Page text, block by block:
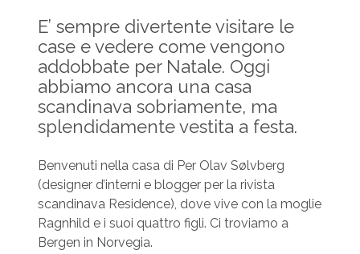
E’ sempre divertente visitare le
case e vedere come vengono
addobbate per Natale. Oggi
abbiamo ancora una casa
scandinava sobriamente, ma
splendidamente vestita a festa.
Benvenuti nella casa di Per Olav Sølvberg
(designer d’interni e blogger per la rivista
scandinava Residence), dove vive con la moglie
Ragnhild e i suoi quattro figli. Ci troviamo a
Bergen in Norvegia.